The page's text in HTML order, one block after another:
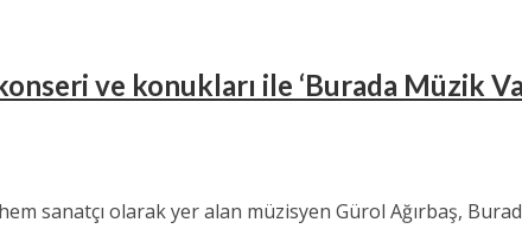
konseri ve konukları ile ‘Burada Müzik
sanatçı olarak yer alan müzisyen Gürol Ağırbaş,